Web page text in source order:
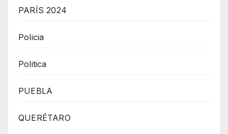
PARÍS 2024
Policia
Politica
PUEBLA
QUERÉTARO